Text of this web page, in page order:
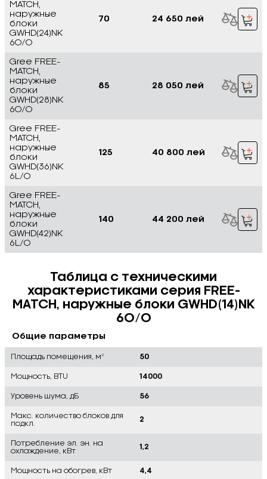
MATCH,
наружные
блоки
GWHD(24)NK
6O/O
70 24 650 лей
Gree FREE-
MATCH,
наружные
блоки
GWHD(28)NK
6O/O
85 28 050 лей
Gree FREE-
MATCH,
наружные
блоки
GWHD(36)NK
6L/O
125 40 800 лей
Gree FREE-
MATCH,
наружные
блоки
GWHD(42)NK
6L/O
140 44 200 лей
Таблица с техническими
характеристиками серия FREE-
MATCH, наружные блоки GWHD(14)NK
6O/O
Общие параметры
Площадь помещения, м² 50
Мощность, BTU 14000
Уровень шума, дБ 56
Макс. количество блоков для
подкл.
2
Потребление эл. эн. на
охлаждение, кВт
1,2
Мощность на обогрев, кВт 4,4